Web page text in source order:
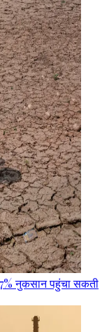
7% नुकसान पहुंचा सकती